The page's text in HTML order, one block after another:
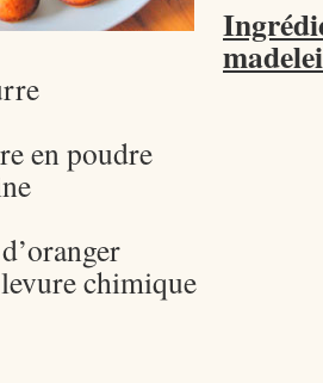
en poudre
chimique